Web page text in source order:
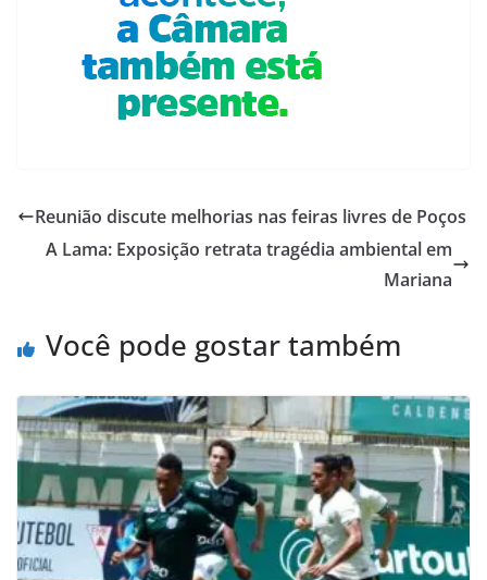
Reunião discute melhorias nas feiras livres de Poços
A Lama: Exposição retrata tragédia ambiental em
Mariana
Você pode gostar também